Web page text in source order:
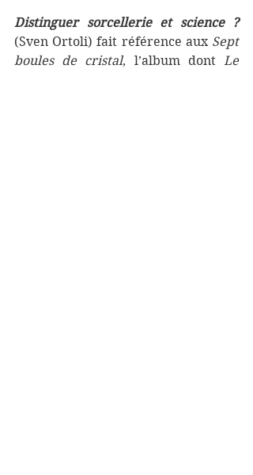
Distinguer sorcellerie et science ?
(Sven Ortoli) fait référence aux Sept
boules de cristal, l’album dont Le